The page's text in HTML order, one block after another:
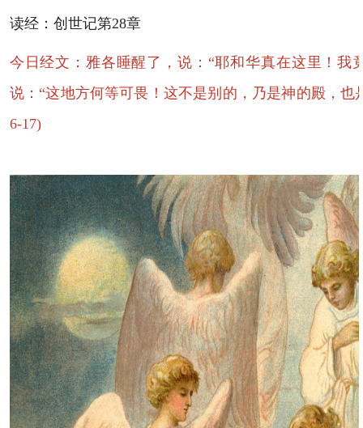
读经：创世记第28章
今日经文：雅各睡醒了，说：“耶和华真在这里！我
说：“这地方何等可畏！这不是别的，乃是神的殿，也
6-17)